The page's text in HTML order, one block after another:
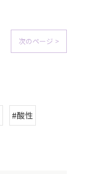
次のページ >
#酸性